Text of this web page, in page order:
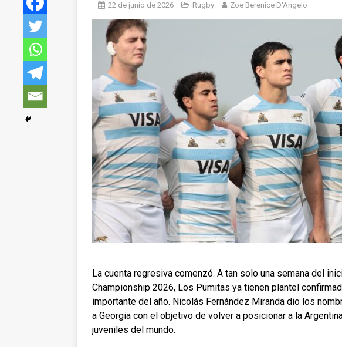
22 de junio de 2026 Rugby Zoe Berenice D'Angelo
La cuenta regresiva comenzó. A tan solo una semana del
Championship 2026, Los Pumitas ya tienen plantel
importante del año. Nicolás Fernández Miranda dio los
a Georgia con el objetivo de volver a posicionar a la
juveniles del mundo.